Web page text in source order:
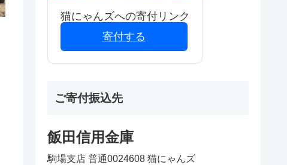
猫にゃんズへの寄付リンク
寄付する
ご寄付振込先
飯田信用金庫
駒場支店 普通0024608 猫にゃんズ